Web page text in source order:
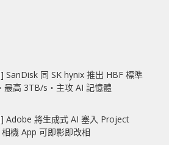
SanDisk 同 SK hynix 推出 HBF 標準
高 3TB/s‧主攻 AI 記憶體
Adobe 將生成式 AI 塞入 Project
機 App 可即影即改相